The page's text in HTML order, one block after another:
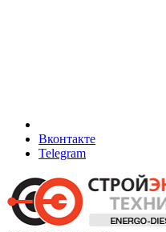
Вконтакте
Telegram